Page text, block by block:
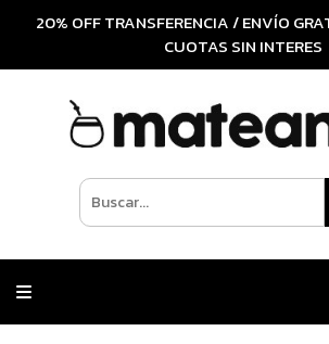
20% OFF TRANSFERENCIA / ENVÍO
CUOTAS SIN INTERES